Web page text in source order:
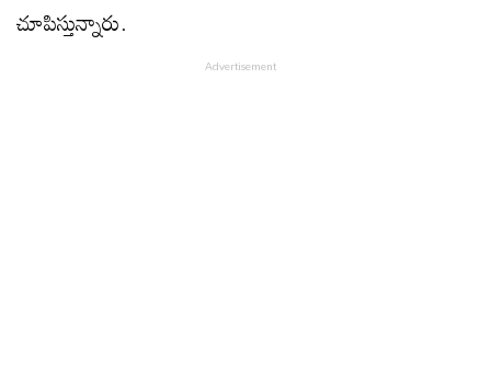
చూపిస్తున్నారు.